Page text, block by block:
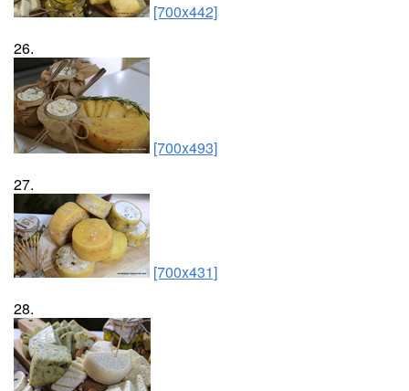
[700x442]
26.
[700x493]
27.
[700x431]
28.